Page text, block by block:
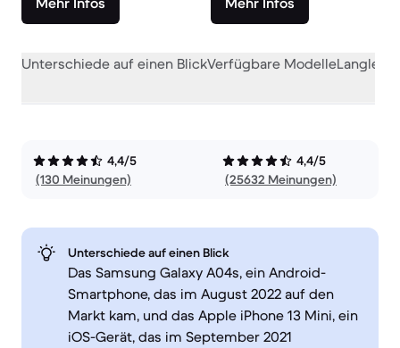
Unterschiede auf einen BlickVerfügbare Modelle
4,4/5
(130 Meinungen)
4,4/5
(25632 Meinungen)
Unterschiede auf einen Blick
Das Samsung Galaxy A04s, ein Android-
Smartphone, das im August 2022 auf den
Markt kam, und das Apple iPhone 13 Mini, ein
iOS-Gerät, das im September 2021